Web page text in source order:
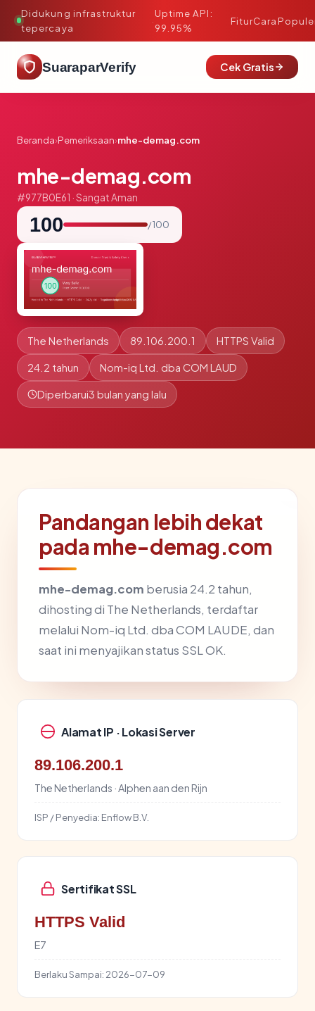
Didukung infrastruktur
tepercaya
·
Uptime API:
99.95%
FiturCara
SuaraparVerify Cek Gratis
Beranda›Pemeriksaan›mhe-demag.com
mhe-demag.com
#977B0E61 · Sangat Aman
100 / 100
The Netherlands 89.106.200.1 HTTPS Valid
24.2 tahun Nom-iq Ltd. dba COM LAUD
Diperbarui3 bulan yang lalu
Pandangan lebih dekat
pada mhe-demag.com
mhe-demag.com berusia 24.2 tahun,
dihosting di The Netherlands, terdaftar
melalui Nom-iq Ltd. dba COM LAUDE, dan
saat ini menyajikan status SSL OK.
Alamat IP · Lokasi Server
89.106.200.1
The Netherlands · Alphen aan den Rijn
ISP / Penyedia: Enflow B.V.
Sertifikat SSL
HTTPS Valid
E7
Berlaku Sampai: 2026-07-09